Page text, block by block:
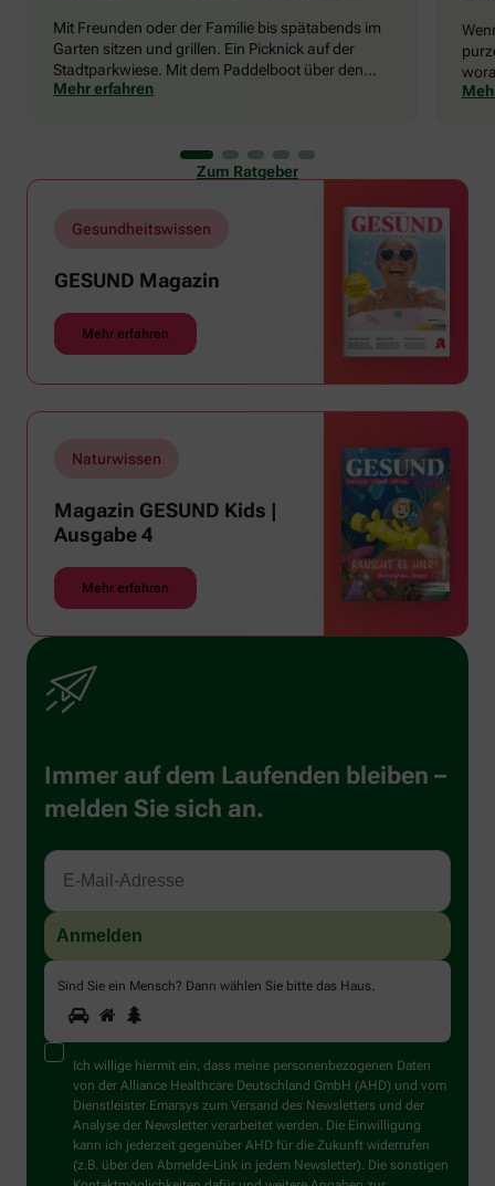
Mit Freunden oder der Familie bis spätabends im
Garten sitzen und grillen. Ein Picknick auf der
Stadtparkwiese. Mit dem Paddelboot über den
See gleiten oder eine Radtour durch die blühende
er uns auch ganz schön zu schaffen. Wenn die
Temperaturen tagsüber auf mehr als 30 Grad
erfrischenden Regenschauer und Abkühlung.
Mehr erfahren
die
Zum Ratgeber
Gesundheitswissen
GESUND Magazin
Mehr erfahren
Naturwissen
Magazin GESUND Kids |
Ausgabe 4
Mehr erfahren
Immer auf dem Laufenden bleiben –
melden Sie sich an.
Sind Sie ein Mensch? Dann wählen Sie bitte das Haus.
Sind
Sie
ein
Mensch?
Dann
wählen
Sie
bitte
das
1 2
Ich willige hiermit ein, dass meine personenbezogenen Daten
von der Alliance Healthcare Deutschland GmbH (AHD) und vom
Dienstleister Emarsys zum Versand des Newsletters und der
Analyse der Newsletter verarbeitet werden. Die Einwilligung
kann ich jederzeit gegenüber AHD für die Zukunft widerrufen
(z.B. über den Abmelde-Link in jedem Newsletter). Die sonstigen